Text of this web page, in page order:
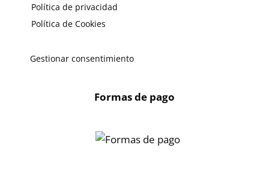
Política de privacidad
Política de Cookies
Gestionar consentimiento
Formas de pago